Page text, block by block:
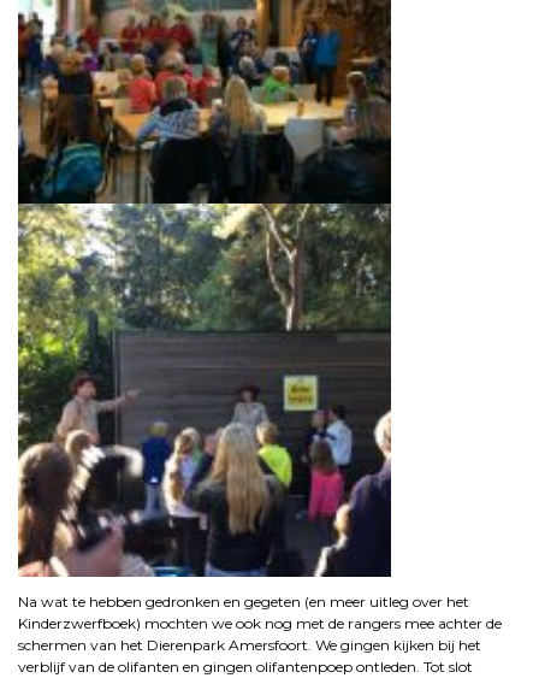
Na wat te hebben gedronken en gegeten (en meer uitleg over het
Kinderzwerfboek) mochten we ook nog met de rangers mee achter de
schermen van het Dierenpark Amersfoort. We gingen kijken bij het
verblijf van de olifanten en gingen olifantenpoep ontleden. Tot slot